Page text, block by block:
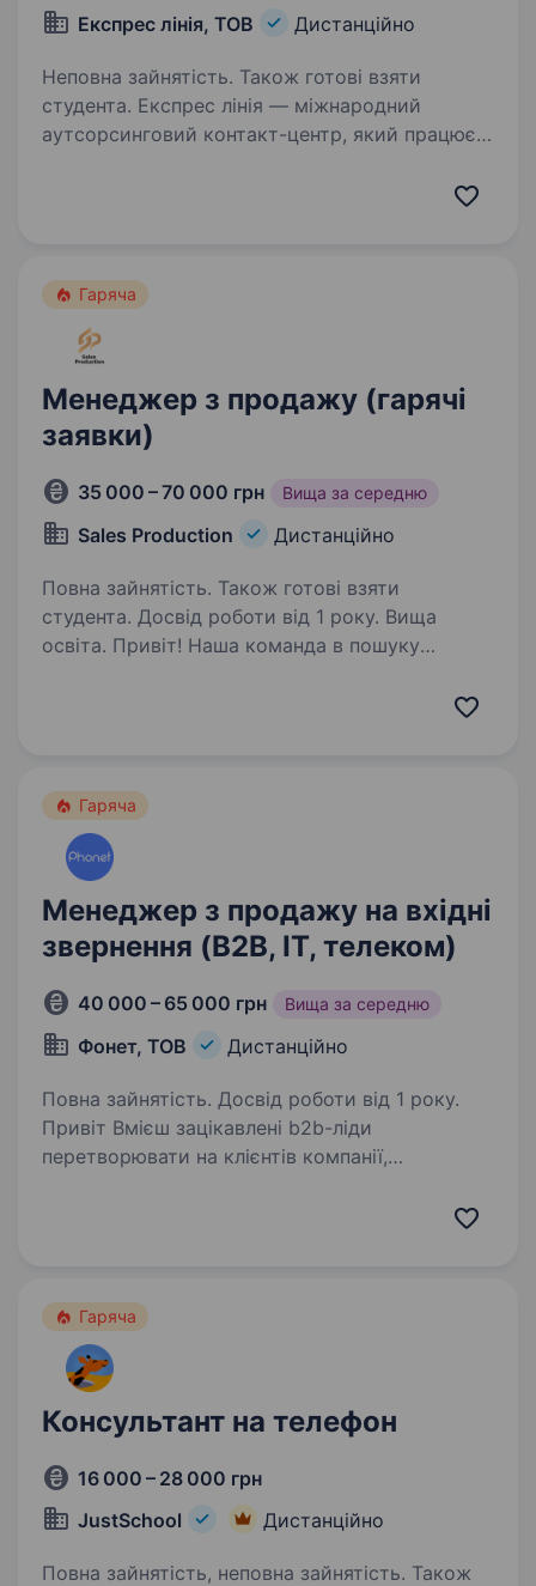
Експрес лінія, ТОВ Дистанційно
Неповна зайнятість. Також готові взяти
студента. Експрес лінія — міжнародний
аутсорсинговий контакт-центр, який працює
Гаряча
Менеджер з продажу (гарячі
заявки)
35 000 – 70 000 грн Вища за середню
Sales Production Дистанційно
Повна зайнятість. Також готові взяти
студента. Досвід роботи від 1 року. Вища
освіта. Привіт! Наша команда в пошуку
ти вже маєш досвід у продажах,…
Гаряча
Менеджер з продажу на вхідні
звернення (B2B, IT, телеком)
40 000 – 65 000 грн Вища за середню
Фонет, ТОВ Дистанційно
Повна зайнятість. Досвід роботи від 1 року.
Привіт Вмієш зацікавлені b2b-ліди
перетворювати на клієнтів компанії,
в Phonet — телефонії для збільшення продажів.
Гаряча
Консультант на телефон
16 000 – 28 000 грн
JustSchool
Дистанційно
Повна зайнятість, неповна зайнятість. Також